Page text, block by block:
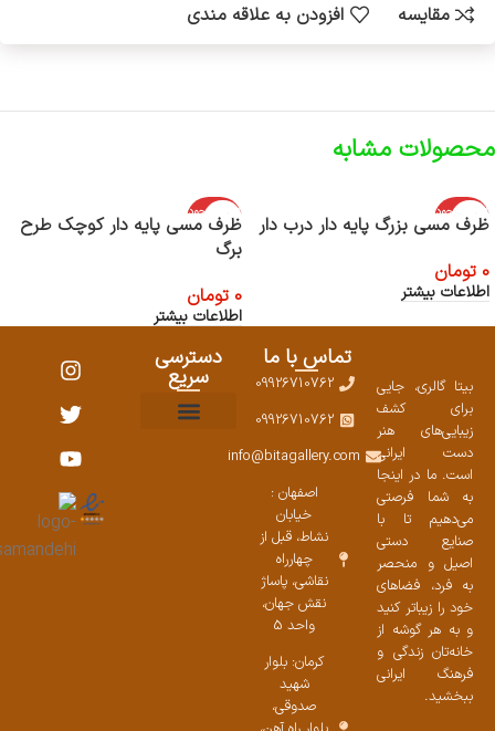
مقایسه افزودن به علاقه مندی
محصولات مشابه
اتمام موجود
ی
ظرف مسی بزرگ پایه دار درب دار
0 تومان
اطلاعات بیشتر
اتمام موجود
ی
ظرف مسی پایه دار کوچک طرح
برگ
0 تومان
اطلاعات بیشتر
بیتا گالری، جایی
برای کشف
زیبایی‌های هنر
دست ایرانی
است. ما در اینجا
به شما فرصتی
می‌دهیم تا با
صنایع دستی
اصیل و منحصر
به فرد، فضاهای
خود را زیباتر کنید
و به هر گوشه از
خانه‌تان زندگی و
فرهنگ ایرانی
ببخشید.
تماس با ما
09926710762
09926710762
info@bitagallery.com
اصفهان :
خیابان
نشاط، قبل از
چهارراه
نقاشی، پاساژ
نقش جهان،
واحد 5
کرمان: بلوار
شهید
صدوقی،
دسترسی
سریع